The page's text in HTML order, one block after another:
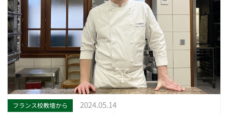
フランス校教壇から 2024.05.14